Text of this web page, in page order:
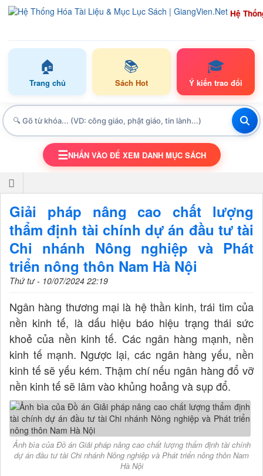
Hệ
🏠
Trang chủ
📚
Sách Hot
🎓
Ý kiến trao đổi
TOGGLE NAVIGATION
☰NHẤN VÀO ĐỂ XEM DANH MỤC SÁCH
Giải pháp nâng cao chất lượng
thẩm định tài chính dự án đầu tư tài
Chi nhánh Nông nghiệp và Phát
triển nông thôn Nam Hà Nội
Thứ tư - 10/07/2024 22:19
Ngân hàng thương mại là hệ thần kinh, trái tim của
nền kinh tế, là dấu hiệu báo hiệu trạng thái sức
khoẻ của nền kinh tế. Các ngân hàng mạnh, nền
kinh tế mạnh. Ngược lại, các ngân hàng yếu, nền
kinh tế sẽ yếu kém. Thậm chí nếu ngân hàng đổ vỡ
nền kinh tế sẽ lâm vào khủng hoảng và sụp đổ.
Ảnh bìa của Đồ án Giải pháp nâng cao chất lượng thẩm định tài chính
dự án đầu tư tài Chi nhánh Nông nghiệp và Phát triển nông thôn Nam
Hà Nội